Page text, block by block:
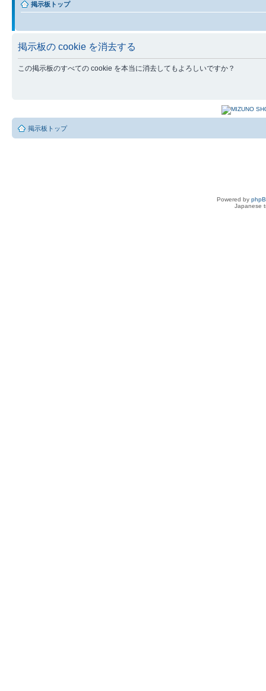
掲示板トップ
掲示板の cookie を消去する
この掲示板のすべての cookie を本当に消去してもよろしいですか？
掲示板トップ
Powered by
Japanese